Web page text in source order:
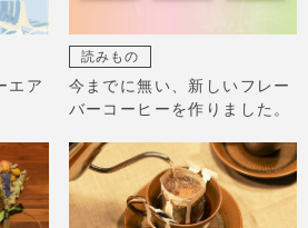
エア
読みもの
今までに無い、新しいフレー
バーコーヒーを作りました。